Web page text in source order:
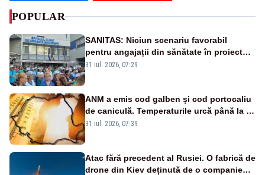
POPULAR
SANITAS: Niciun scenariu favorabil
pentru angajații din sănătate în proiectul
Legii salarizării
31 iul. 2026, 07:29
ANM a emis cod galben și cod portocaliu
de caniculă. Temperaturile urcă până la 38
de grade, iar nopțile devin tropicale
31 iul. 2026, 07:39
Atac fără precedent al Rusiei. O fabrică de
drone din Kiev deținută de o companie